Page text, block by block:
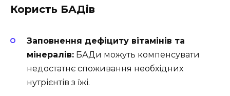
Користь БАДів
Заповнення дефіциту вітамінів та
мінералів: БАДи можуть компенсувати
недостатнє споживання необхідних
нутрієнтів з їжі.